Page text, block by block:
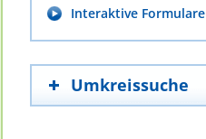
Interaktive Formulare
Umkreissuche